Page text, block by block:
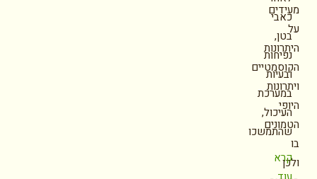
מעידים
על
היתרונות
הקוסמטיים
ויתרונות
היופי
הטמונים
בו
ולכן
כאבי
בטן,
נפיחות
ובעיות
במערכת
העיכול,
שהתמשכו
קרא